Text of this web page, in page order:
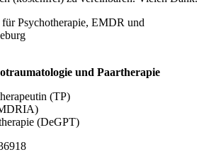
und Paartherapie
(TP)
(DeGPT)